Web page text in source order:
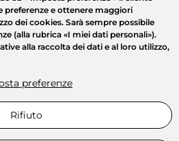
preferenze e ottenere maggiori
dei cookies. Sarà sempre possibile
(alla rubrica «I miei dati personali»).
alla raccolta dei dati e al loro utilizzo,
preferenze
Rifiuto